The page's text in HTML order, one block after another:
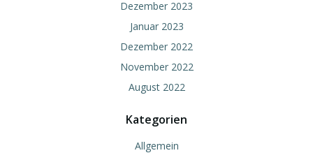
Dezember 2023
Januar 2023
Dezember 2022
November 2022
August 2022
Kategorien
Allgemein